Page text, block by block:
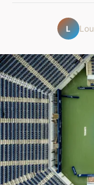
L Lou